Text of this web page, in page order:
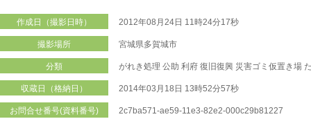
作成日（撮影日時） 2012年08月24日 11時24分17秒
撮影場所 宮城県多賀城市
分類 がれき処理 公助 利府 復旧復興 災害ゴミ仮置き場
収蔵日（格納日） 2014年03月18日 13時52分57秒
お問合せ番号(資料番号) 2c7ba571-ae59-11e3-82e2-000c29b81227